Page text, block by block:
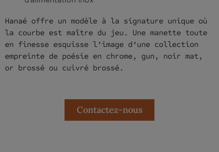
Hanaé offre un modèle à la signature unique où
la courbe est maître du jeu. Une manette toute
en finesse esquisse l’image d’une collection
empreinte de poésie en chrome, gun, noir mat,
or brossé ou cuivré brossé.
Contactez-nous